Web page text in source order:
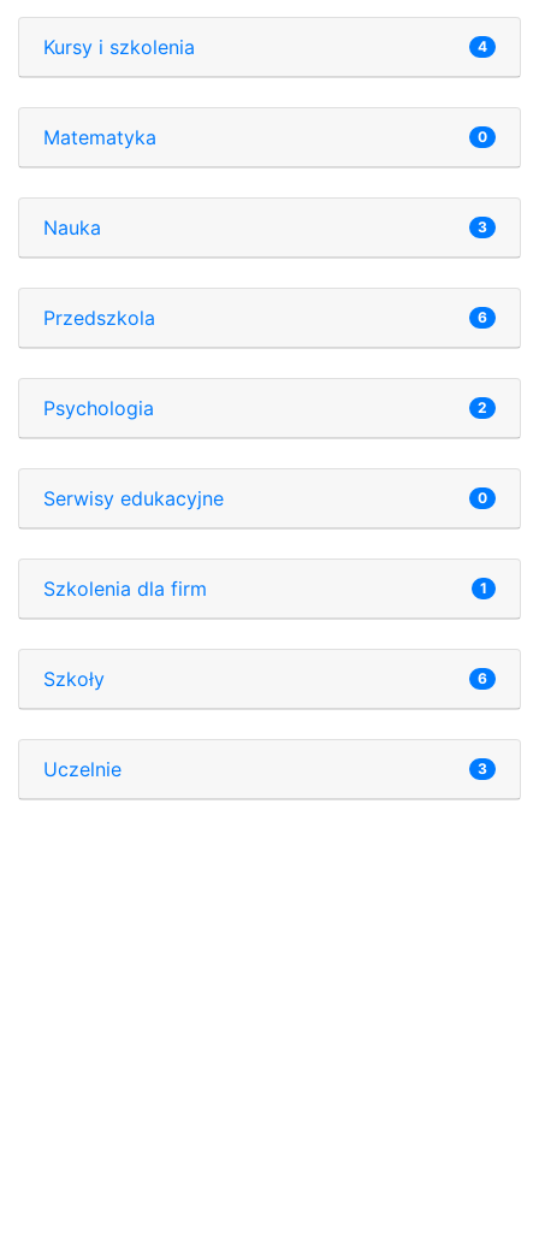
Kursy i szkolenia 4
Matematyka 0
Nauka 3
Przedszkola 6
Psychologia 2
Serwisy edukacyjne 0
Szkolenia dla firm 1
Szkoły 6
Uczelnie 3